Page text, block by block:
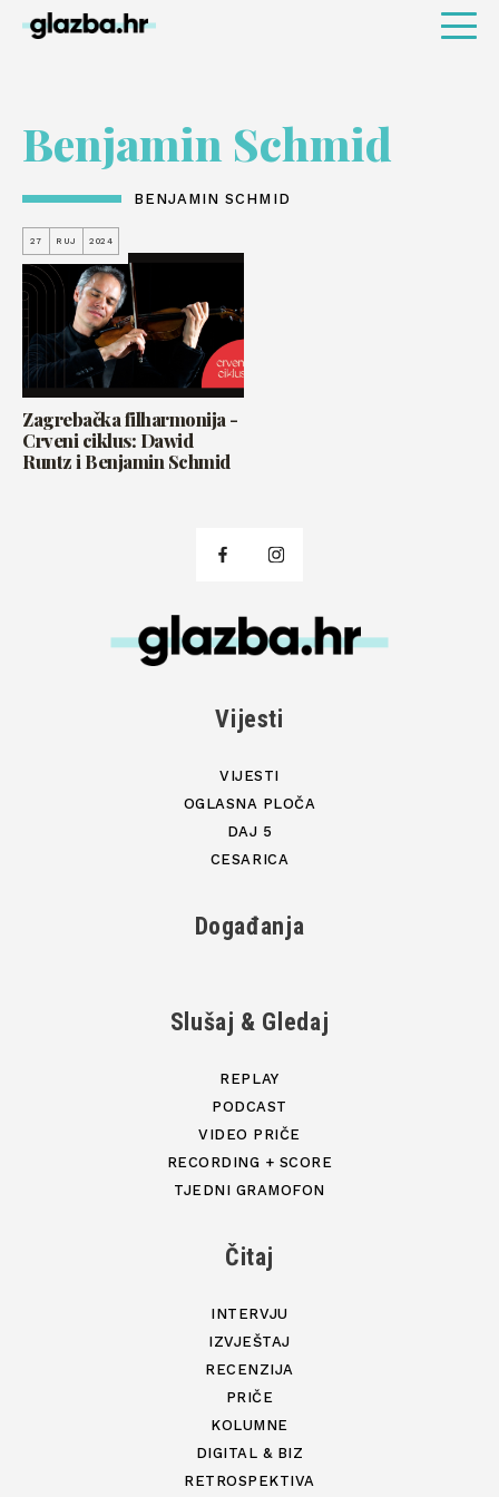
Benjamin Schmid
BENJAMIN SCHMID
27 RUJ 2024
Zagrebačka filharmonija -
Crveni ciklus: Dawid
Runtz i Benjamin Schmid
Vijesti
VIJESTI
OGLASNA PLOČA
DAJ 5
CESARICA
Događanja
Slušaj & Gledaj
REPLAY
PODCAST
VIDEO PRIČE
RECORDING + SCORE
TJEDNI GRAMOFON
Čitaj
INTERVJU
IZVJEŠTAJ
RECENZIJA
PRIČE
KOLUMNE
DIGITAL & BIZ
RETROSPEKTIVA